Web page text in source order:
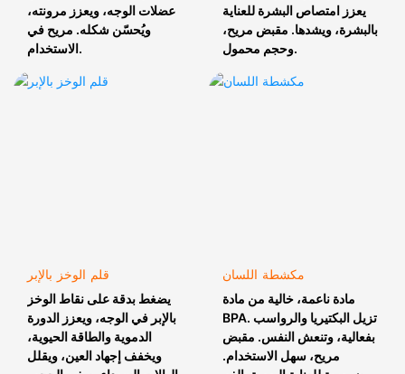
عضلات الوجه، ويعزز مرونته،
ويُحسّن شكله. مريح في
الاستخدام.
يعزز امتصاص البشرة للعناية
بالبشرة، ويشدها. مقبض مريح،
وحجم محمول.
قلم الوخز بالإبر
يضغط بدقة على نقاط الوخز
بالإبر في الوجه، ويعزز الدورة
الدموية والطاقة الحيوية،
ويخفف إجهاد العين، ويقلل
مكشطة اللسان
مادة ناعمة، خالية من مادة
BPA. تزيل البكتيريا والرواسب
بفعالية، وتنعش النفس. مقبض
مريح، سهل الاستخدام.